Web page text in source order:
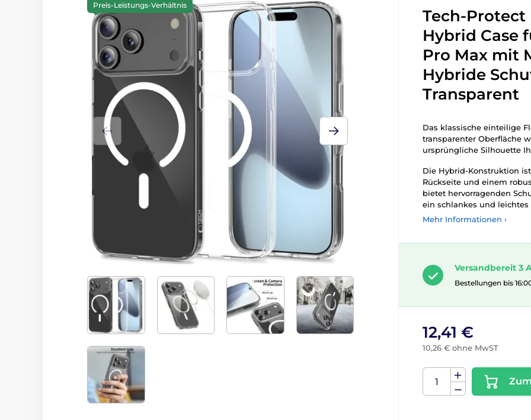
Preis-Leistungs-Verhältnis
Tech-Protect
Hybrid Case
Pro Max mit
Hybride
Transparent
Das klassische einteilige
transparenter Oberfläche
ursprüngliche Silhouette
Die Hybrid-Konstruktion
Rückseite und einem
bietet hervorragenden
ein schlankes und
Mehr Informationen ›
Versandbereit 3
Bestellungen bis
12,41 €
10,26 € ohne MwST